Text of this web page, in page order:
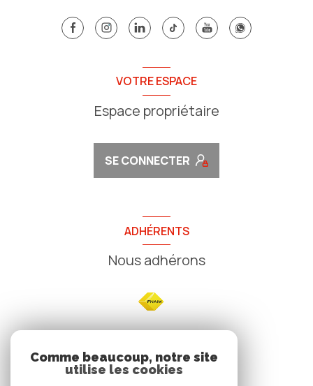
VOTRE ESPACE
Espace propriétaire
SE CONNECTER
ADHÉRENTS
Nous adhérons
NOS
Comme beaucoup, notre site
utilise les cookies